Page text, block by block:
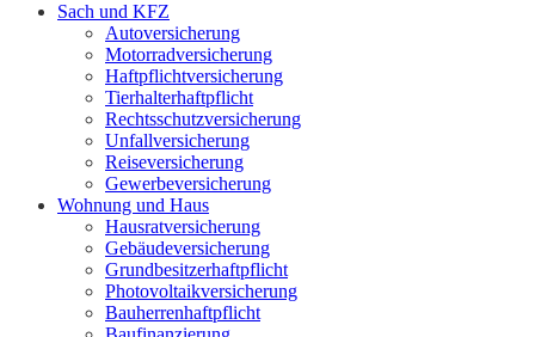
Sach und KFZ
Autoversicherung
Motorradversicherung
Haftpflichtversicherung
Tierhalterhaftpflicht
Rechtsschutzversicherung
Unfallversicherung
Reiseversicherung
Gewerbeversicherung
Wohnung und Haus
Hausratversicherung
Gebäudeversicherung
Grundbesitzerhaftpflicht
Photovoltaikversicherung
Bauherrenhaftpflicht